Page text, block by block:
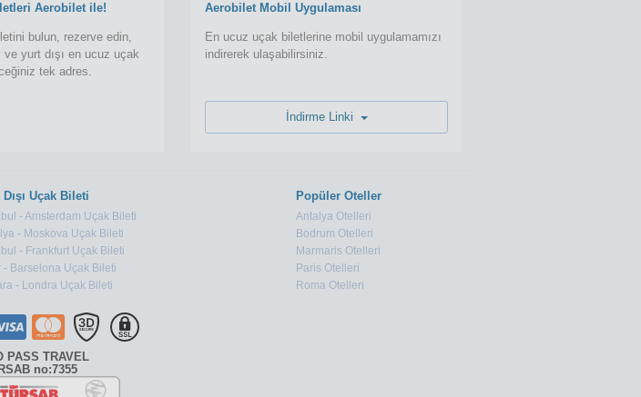
Aerobilet ile!
bulun, rezerve edin,
ve yurt dışı en ucuz uçak
tek adres.
Aerobilet Mobil Uygulaması
En ucuz uçak biletlerine mobil uygulamamızı
indirerek ulaşabilirsiniz.
Uçak Bileti
- Amsterdam Uçak Bileti
- Moskova Uçak Bileti
- Frankfurt Uçak Bileti
- Barselona Uçak Bileti
- Londra Uçak Bileti
Popüler Oteller
Antalya Otelleri
Bodrum Otelleri
Marmaris Otelleri
Paris Otelleri
Roma Otelleri
PASS TRAVEL
no:7355